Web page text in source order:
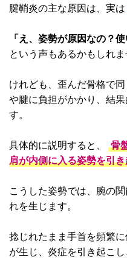
腱鞘炎の主な原因は、実は
「え、姿勢が原因なの？
という声もあるかもしれま
けれども、歪んだ骨格で
や腱に負担がかかり、結
す。
具体的に説明すると、
骨
肩が内側に入る姿勢を引
こうした姿勢では、腕の
れを生じます。
捻じれたまま手首を頻繁
が生じ、炎症を引き起こし